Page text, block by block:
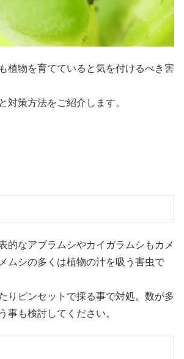
植物を育てていると気を付けるべき害
対策方法をご紹介します。
的なアブラムシやカイガラムシもカメ
ムシの多くは植物の汁を吸う害虫で
りピンセットで採る事で対処。数が多
事も検討してください。